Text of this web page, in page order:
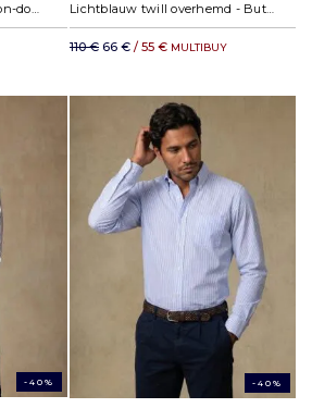
Wit twill overhemd - Button-down kraag Lichtblauw twill overhemd - Button-down kraag
110 € 66 € / 55 € MULTIBUY
-40% -40%